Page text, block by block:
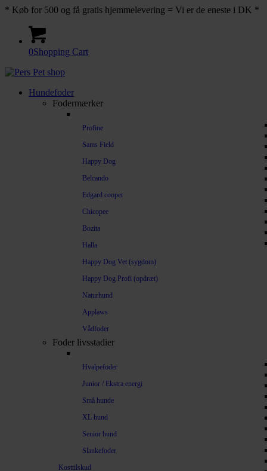
* Køb for 500 og få gratis hjemmelevering = Vi er de eneste i DK *
0Shopping Cart
Hundefoder
Fodermærker
Profine
Sams Field
Happy Dog
Belcando
Edgard cooper
Chicopee
Bozita
Halla
Happy Dog Vet (sygdom)
Happy Dog Profi (opdræt)
Naturhund
Applaws
Vådfoder
Foder livsstadier
Hvalpefoder
Junior / Ekstra energi
Små hunde
XL hund
Senior hund
Slankefoder
Kosttilskud